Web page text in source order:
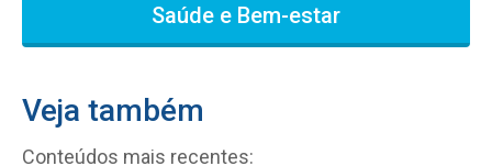
Saúde e Bem-estar
Veja também
Conteúdos mais recentes: